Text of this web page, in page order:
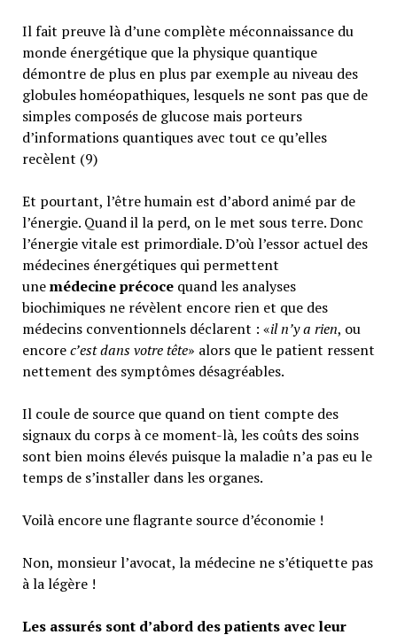
Il fait preuve là d’une complète méconnaissance du
monde énergétique que la physique quantique
démontre de plus en plus par exemple au niveau des
globules homéopathiques, lesquels ne sont pas que de
simples composés de glucose mais porteurs
d’informations quantiques avec tout ce qu’elles
recèlent (9)
Et pourtant, l’être humain est d’abord animé par de
l’énergie. Quand il la perd, on le met sous terre. Donc
l’énergie vitale est primordiale. D’où l’essor actuel des
médecines énergétiques qui permettent
unemédecine précoce quand les analyses
biochimiques ne révèlent encore rien et que des
médecins conventionnels déclarent : «il n’y a rien, ou
encorec’est dans votre tête» alors que le patient ressent
nettement des symptômes désagréables.
Il coule de source que quand on tient compte des
signaux du corps à ce moment-là, les coûts des soins
sont bien moins élevés puisque la maladie n’a pas eu le
temps de s’installer dans les organes.
Voilà encore une flagrante source d’économie !
Non, monsieur l’avocat, la médecine ne s’étiquette pas
à la légère !
Les assurés sont d’abord des patients avec leur